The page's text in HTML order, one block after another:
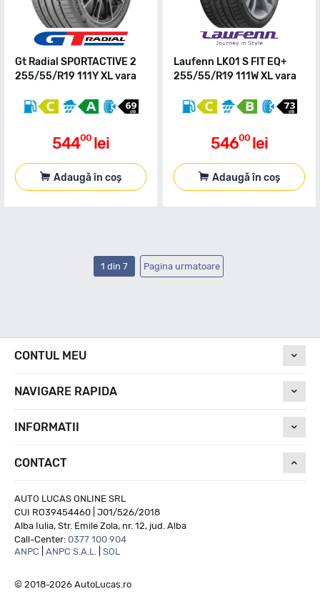
Gt Radial SPORTACTIVE 2
255/55/R19 111Y XL vara
54400 lei
Adaugă în coș
Laufenn LK01 S FIT EQ+
255/55/R19 111W XL vara
54600 lei
Adaugă în coș
1 din 7 Pagina urmatoare
CONTUL MEU
NAVIGARE RAPIDA
INFORMATII
CONTACT
AUTO LUCAS ONLINE SRL
CUI RO39454460 | J01/526/2018
Alba Iulia, Str. Emile Zola, nr. 12, jud. Alba
Call-Center: 0377 100 904
ANPC
ANPC S.A.L. SOL
© 2018-2026 AutoLucas.ro